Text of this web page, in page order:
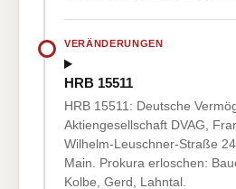
VERÄNDERUNGEN
HRB 15511
HRB 15511: Deutsche
Aktiengesellschaft DVAG,
Wilhelm-Leuschner-Straße
Main. Prokura erloschen:
Kolbe, Gerd, Lahntal.